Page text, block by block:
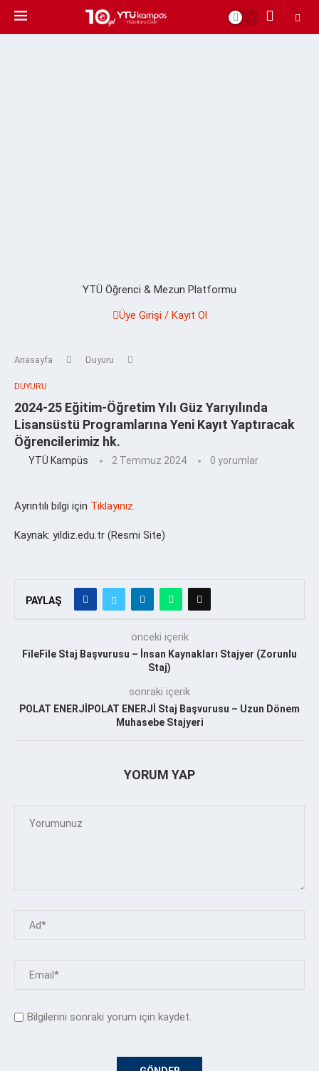
YTÜ Öğrenci & Mezun Platformu
Üye Girişi / Kayıt Ol
Anasayfa Duyuru
DUYURU
2024-25 Eğitim-Öğretim Yılı Güz Yarıyılında
Lisansüstü Programlarına Yeni Kayıt Yaptıracak
Öğrencilerimiz hk.
YTÜ Kampüs 2 Temmuz 2024 0 yorumlar
Ayrıntılı bilgi için Tıklayınız.
Kaynak: yildiz.edu.tr (Resmi Site)
PAYLAŞ
önceki içerik
FileFile Staj Başvurusu – İnsan Kaynakları Stajyer (Zorunlu
Staj)
sonraki içerik
POLAT ENERJİPOLAT ENERJİ Staj Başvurusu – Uzun Dönem
Muhasebe Stajyeri
YORUM YAP
Bilgilerini sonraki yorum için kaydet.